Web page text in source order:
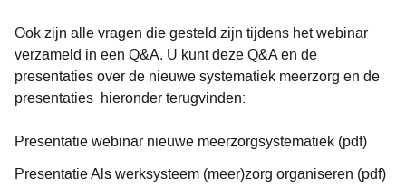
Ook zijn alle vragen die gesteld zijn tijdens het webinar
verzameld in een Q&A. U kunt deze Q&A en de
presentaties over de nieuwe systematiek meerzorg en de
presentaties hieronder terugvinden:
Presentatie webinar nieuwe meerzorgsystematiek (pdf)
Presentatie Als werksysteem (meer)zorg organiseren (pdf)